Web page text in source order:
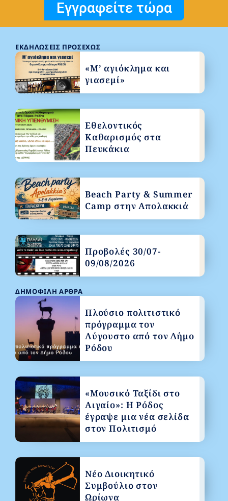
Εγγραφείτε τώρα
ΔΗΜΟΦΙΛΉ ΆΡΘΡΑ
Πλούσιο πολιτιστικό
πρόγραμμα τον
Αύγουστο από τον Δήμο
Ρόδου
«Μουσικό Ταξίδι στο
Αιγαίο»: Η Ρόδος
έγραψε μια νέα σελίδα
στον Πολιτισμό
Νέο Διοικητικό
Συμβούλιο στον
Ωρίωνα
ΕΚΔΗΛΏΣΕΙΣ ΠΡΟΣΕΧΏΣ
«Μ’ αγιόκλημα και
γιασεμί»
Εθελοντικός
Καθαρισμός στα
Πευκάκια
Beach Party & Summer
Camp στην Απολακκιά
Προβολές 30/07-
09/08/2026